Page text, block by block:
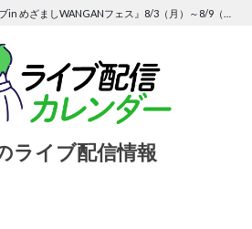
ライブ配信情報